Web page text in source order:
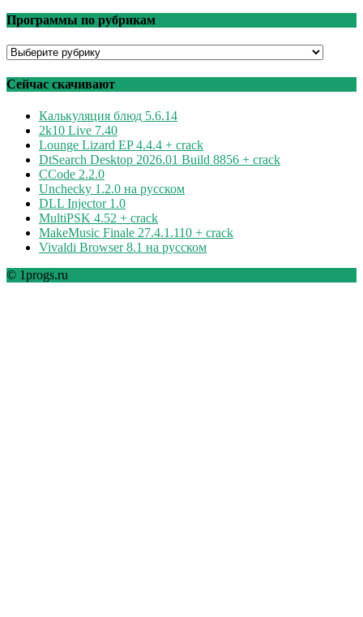
Программы по рубрикам
Программы
рубрикам
Сейчас скачивают
Калькуляция блюд 5.6.14
2k10 Live 7.40
Lounge Lizard EP 4.4.4 + crack
DtSearch Desktop 2026.01 Build 8856 + crack
CCode 2.2.0
Unchecky 1.2.0 на русском
DLL Injector 1.0
MultiPSK 4.52 + crack
MakeMusic Finale 27.4.1.110 + crack
Vivaldi Browser 8.1 на русском
© 1progs.ru